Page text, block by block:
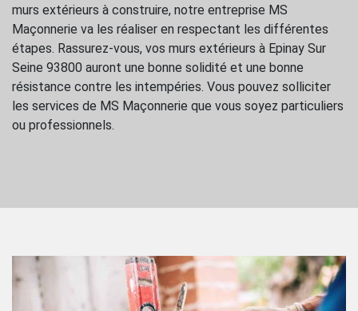
murs extérieurs à construire, notre entreprise MS
Maçonnerie va les réaliser en respectant les différentes
étapes. Rassurez-vous, vos murs extérieurs à Epinay Sur
Seine 93800 auront une bonne solidité et une bonne
résistance contre les intempéries. Vous pouvez solliciter
les services de MS Maçonnerie que vous soyez particuliers
ou professionnels.